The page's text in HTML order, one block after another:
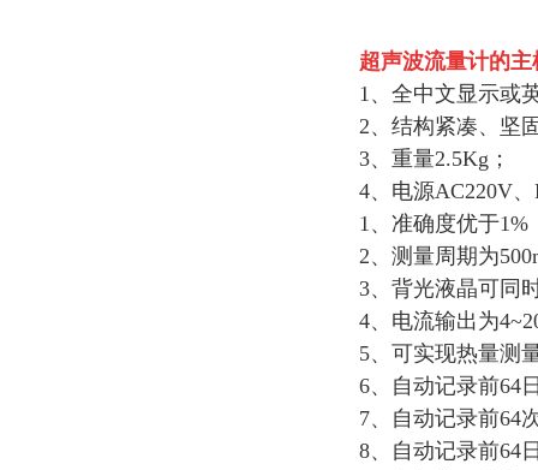
超声波流量计的主
1、全中文显示或
2、结构紧凑、坚
3、重量2.5Kg；
4、电源AC220V
1、准确度优于1%
2、测量周期为
3、背光液晶可同
4、电流输出为
5、可实现热量测
6、自动记录前64
7、自动记录前64
8、自动记录前64